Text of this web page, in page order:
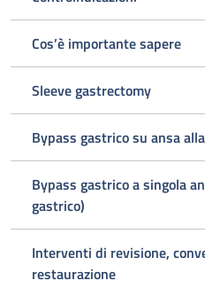
Cos’è importante sapere
Sleeve gastrectomy
Bypass gastrico su ansa
Bypass gastrico a singola
gastrico)
Interventi di revisione,
restaurazione